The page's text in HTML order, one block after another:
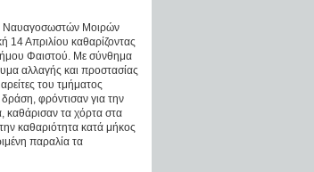
Ναυαγοσωστών Μοιρών
14 Απριλίου καθαρίζοντας
Φαιστού. Με σύνθημα
αλλαγής και προστασίας
του τμήματος
φρόντισαν για την
καθάρισαν τα χόρτα στα
καθαριότητα κατά μήκος
παραλία τα